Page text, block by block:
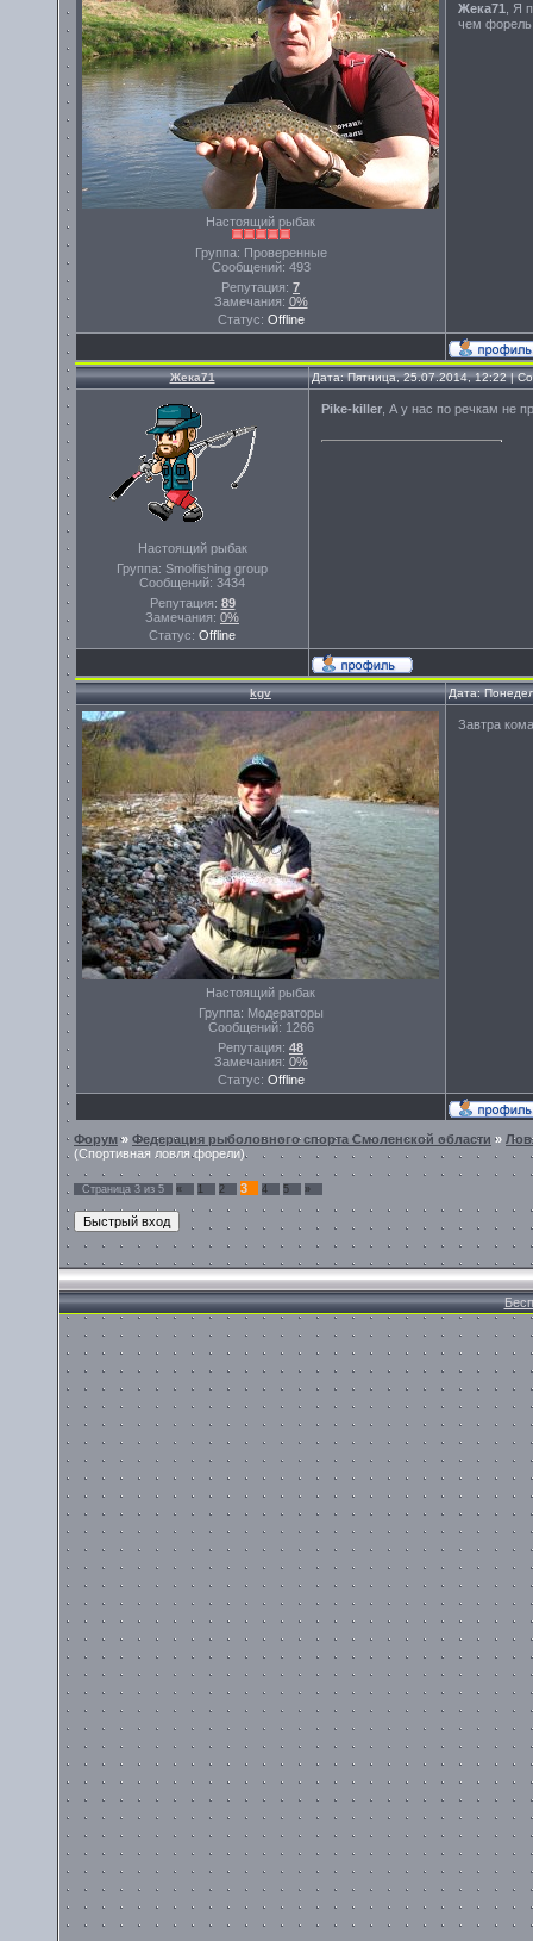
Настоящий рыбак
Группа: Проверенные
Сообщений: 493
Репутация: 7
Замечания: 0%
Статус: Offline
Жека71
, Я
чем
Жека71 Дата: Пятница, 25.07.2014, 12:22 |
Настоящий рыбак
Группа: Smolfishing group
Сообщений: 3434
Репутация: 89
Замечания: 0%
Статус: Offline
Pike-killer , А у нас по речкам не
kgv Дата:
Настоящий рыбак
Группа: Модераторы
Сообщений: 1266
Репутация: 48
Замечания: 0%
Статус: Offline
Завтра
Форум» Федерация рыболовного спорта Смоленской области »
(Спортивная ловля форели)
Страница 3 из 5 « 1 2 3 4 5 »